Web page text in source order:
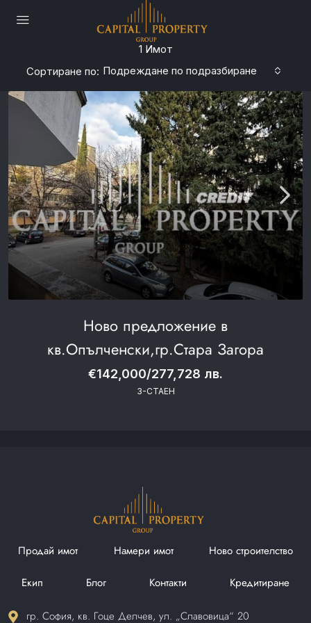
1 Имот
Сортиране по: Подреждане по подразбиране
Ново предложение в
кв.Опълченски,гр.Стара Загора
€142,000/277,728 лв.
3-СТАЕН
Продай имот Намери имот Ново строителство
Екип Блог Контакти Кредитиране
гр. София, кв. Гоце Делчев, ул. „Славовица“ 20